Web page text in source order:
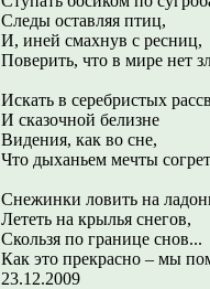
Следы оставляя птиц,
И, иней смахнув с ресниц,
Поверить, что в мире нет
Искать в серебристых
И сказочной белизне
Видения, как во сне,
Что дыханьем мечты
Снежинки ловить на
Лететь на крылья снегов,
Скользя по границе снов...
Как это прекрасно – мы
23.12.2009